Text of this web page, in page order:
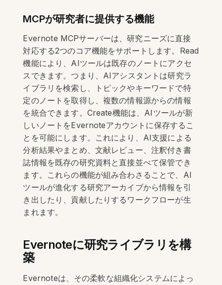
MCPが研究者に提供する機能
Evernote MCPサーバーは、研究ニーズに直接
対応する2つのコア機能をサポートします。Read
機能により、AIツールは既存のノートにアクセ
スできます。つまり、AIアシスタントは研究ラ
イブラリを検索し、トピックやキーワードで特
定のノートを取得し、複数の情報源からの情報
を統合できます。Create機能は、AIツールが新
しいノートをEvernoteアカウントに保存するこ
とを可能にします。これにより、AI支援による
分析結果やまとめ、文献レビュー、注釈付き書
誌情報を既存の研究資料と直接並べて保管でき
ます。これらの機能が組み合わさることで、AI
ツールが進化する研究アーカイブから情報を引
き出したり、貢献したりするワークフローが生
まれます。
Evernoteに研究ライブラリを構
築
Evernoteは、その柔軟な組織化システムによっ